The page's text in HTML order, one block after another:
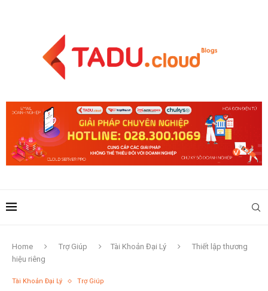
Home Trợ Giúp Tài Khoản Đại Lý
Thiết lập thương
hiệu riêng
Tài Khoản Đại Lý Trợ Giúp